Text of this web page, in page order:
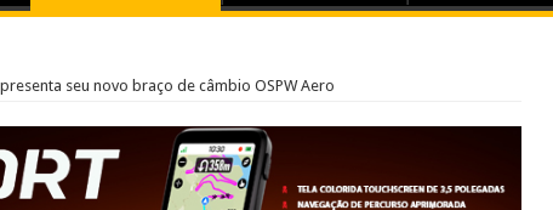
seu novo braço de câmbio OSPW Aero